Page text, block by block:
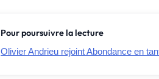
Pour poursuivre la lecture
Olivier Andrieu rejoint Abondance en